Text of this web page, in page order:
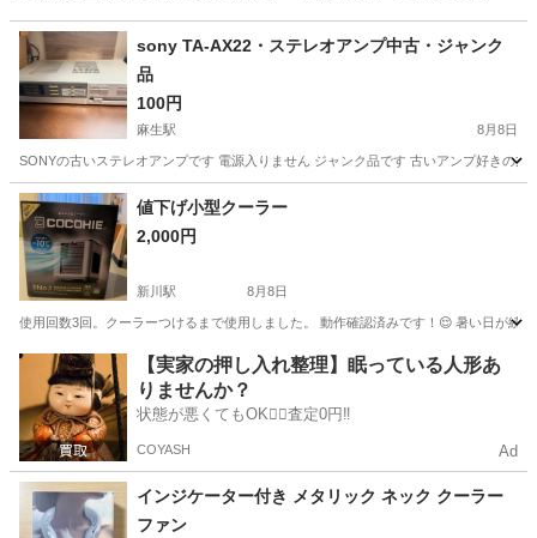
sony TA-AX22・ステレオアンプ中古・ジャンク
品
100円
麻生駅 8月8日
SONYの古いステレオアンプです 電源入りません ジャンク品です 古いアンプ好きの
北海道 札幌市 麻生駅 オーディオ
値下げ小型クーラー
2,000円
新川駅 8月8日
使用回数3回。クーラーつけるまで使用しました。 動作確認済みです！😌 暑い日が続
北海道 札幌市 新川駅 季節、空調家電
【実家の押し入れ整理】眠っている人形あ
りませんか？
状態が悪くてもOK🙆‍♀️査定0円‼️
COYASH Ad
インジケーター付き メタリック ネック クーラー
ファン